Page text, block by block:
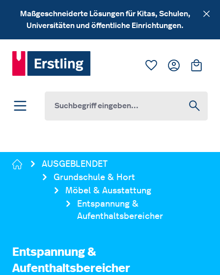
Zum Hauptinhalt springen
Maßgeschneiderte Lösungen für Kitas, Schulen,
Universitäten und öffentliche Einrichtungen.
Du hast 0
AUSGEBLENDET
Grundschule & Hort
Möbel & Ausstattung
Entspannung &
Aufenthaltsbereicher
Entspannung &
Aufenthaltsbereicher